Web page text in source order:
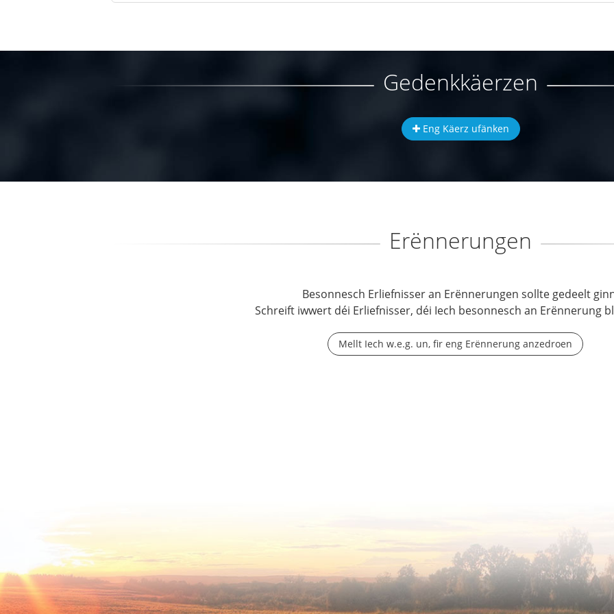
Gedenkkäerzen
Eng Käerz ufänken
Erënnerungen
Besonnesch Erliefnisser an Erënnerungen sollte gedeelt
Schreift iwwert déi Erliefnisser, déi Iech besonnesch an Erënnerung
Mellt Iech w.e.g. un, fir eng Erënnerung anzedroen